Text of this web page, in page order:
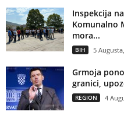
Inspekcija
Komunalno
mora...
BIH 5
Grmoja
granici,
REGION 4